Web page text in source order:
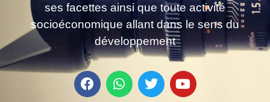
ses facettes ainsi que toute activité
socioéconomique allant dans le sens du
développement